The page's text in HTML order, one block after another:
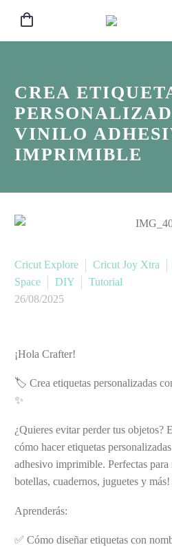
CREA
VINILO
IMPRIMIBLE
Cricut Explore Cricut Joy Xtra
Space
DIY
Tutorial
26/08/2025
¡Hola Crafter!
🏷️ Crea etiquetas personalizadas
✨
¿Quieres evitar perder tus objetos?
cómo hacer etiquetas
adhesivo imprimible. Perfectas para
botellas, cuadernos, juguetes y
Aprenderás:
✅ Cómo diseñar etiquetas con